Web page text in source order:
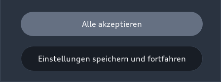
Alle akzeptieren
Einstellungen speichern und fortfahren